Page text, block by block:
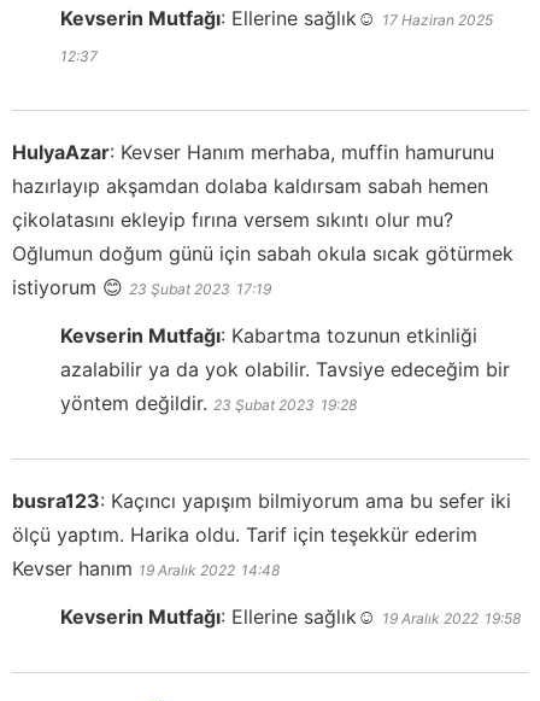
Kevserin Mutfağı: Ellerine sağlık☺️ 17 Haziran 2025
12:37
HulyaAzar: Kevser Hanım merhaba, muffin hamurunu
hazırlayıp akşamdan dolaba kaldırsam sabah hemen
çikolatasını ekleyip fırına versem sıkıntı olur mu?
Oğlumun doğum günü için sabah okula sıcak götürmek
istiyorum 😊 23 Şubat 2023 17:19
Kevserin Mutfağı: Kabartma tozunun etkinliği
azalabilir ya da yok olabilir. Tavsiye edeceğim bir
yöntem değildir. 23 Şubat 2023 19:28
busra123: Kaçıncı yapışım bilmiyorum ama bu sefer iki
ölçü yaptım. Harika oldu. Tarif için teşekkür ederim
Kevser hanım 19 Aralık 2022 14:48
Kevserin Mutfağı: Ellerine sağlık☺️ 19 Aralık 2022 19:58